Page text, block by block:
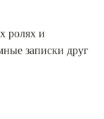
ролях и
записки друг